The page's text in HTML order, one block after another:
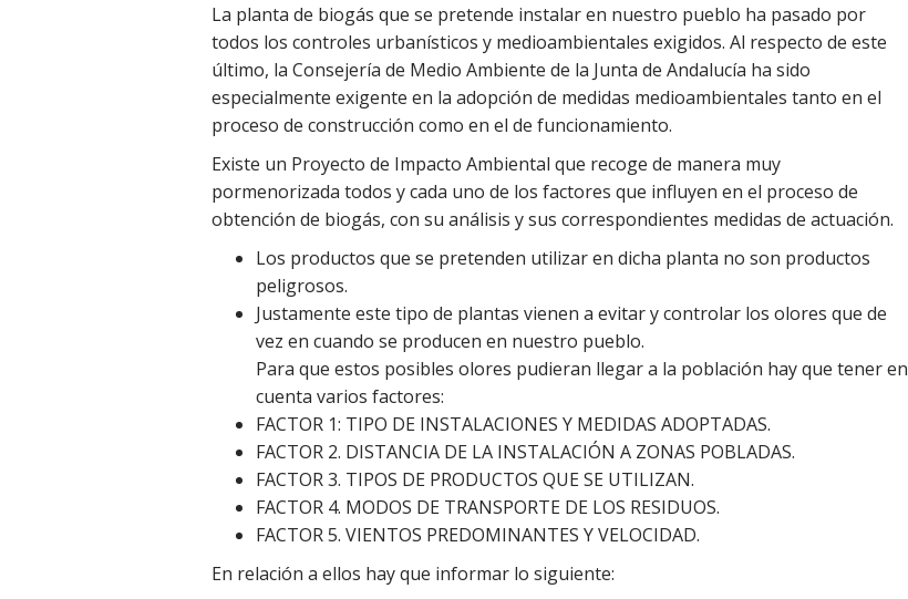
La planta de biogás que se pretende instalar en nuestro pueblo ha pasado por
todos los controles urbanísticos y medioambientales exigidos. Al respecto de este
último, la Consejería de Medio Ambiente de la Junta de Andalucía ha sido
especialmente exigente en la adopción de medidas medioambientales tanto en el
proceso de construcción como en el de funcionamiento.
Existe un Proyecto de Impacto Ambiental que recoge de manera muy
pormenorizada todos y cada uno de los factores que influyen en el proceso de
obtención de biogás, con su análisis y sus correspondientes medidas de actuación.
Los productos que se pretenden utilizar en dicha planta no son productos
peligrosos.
Justamente este tipo de plantas vienen a evitar y controlar los olores que de
vez en cuando se producen en nuestro pueblo.
Para que estos posibles olores pudieran llegar a la población hay que tener en
cuenta varios factores:
FACTOR 1: TIPO DE INSTALACIONES Y MEDIDAS ADOPTADAS.
FACTOR 2. DISTANCIA DE LA INSTALACIÓN A ZONAS POBLADAS.
FACTOR 3. TIPOS DE PRODUCTOS QUE SE UTILIZAN.
FACTOR 4. MODOS DE TRANSPORTE DE LOS RESIDUOS.
FACTOR 5. VIENTOS PREDOMINANTES Y VELOCIDAD.
En relación a ellos hay que informar lo siguiente: